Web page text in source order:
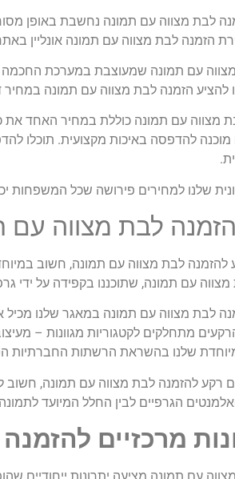
לבת מצווה עם תמונה נחשבת באופן
הזמנה לבת מצווה עם תמונה אונליין באתר
עם תמונה שמעוצבת במערכת החכמה
להציע הזמנה לבת מצווה עם תמונה
מוכנה להדפסה באיכות מקצועית. תוכלו
שלנו למחירים פירושה שכל המשפחות
לבת מצווה עם
לבת מצווה עם תמונה, חשוב
עם תמונה, שתוכננו בקפידה על ידי
לבת מצווה עם תמונה במאגר שלנו מכיל
מתחלקים לקטגוריות מגוונות –
שלנו בהשראת הרשתות החברתיות
רקע להזמנה לבת מצווה עם תמונה, חשוב
הגרפיים לבין החלל המיועד